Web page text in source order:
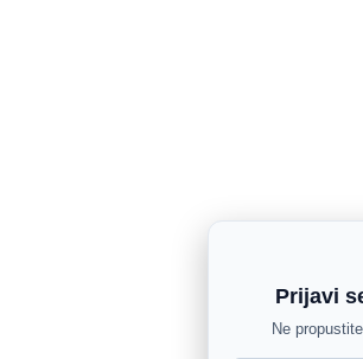
Prijavi
Ne